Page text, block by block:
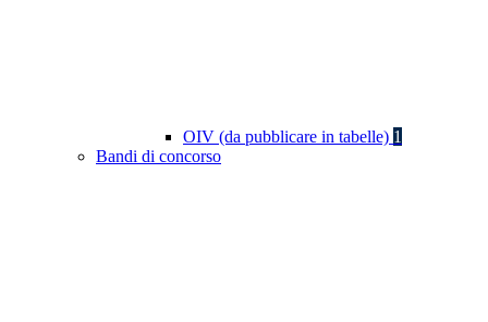
OIV (da pubblicare in tabelle) 1
Bandi di concorso